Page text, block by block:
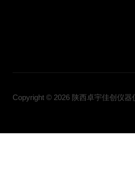
Copyright © 2026 陕西卓宇佳创仪